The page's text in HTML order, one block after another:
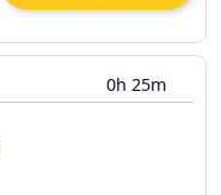
0h 25m